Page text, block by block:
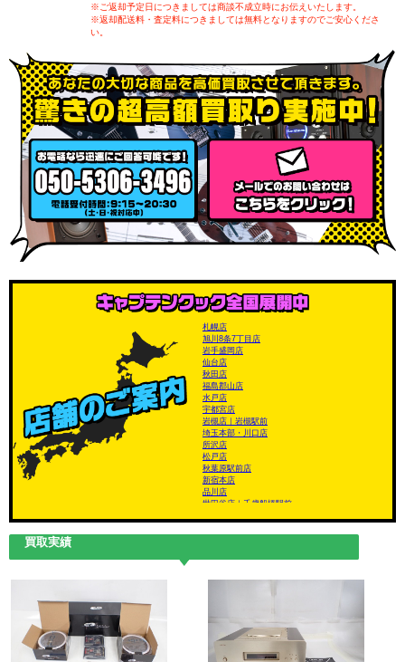
※ご返却予定日につきましては商談不成立時にお伝えいたします。
※返却配送料・査定料につきましては無料となりますのでご安心くださ
い。
札幌店
旭川8条7丁目店
岩手盛岡店
仙台店
秋田店
福島郡山店
水戸店
宇都宮店
岩槻店｜岩槻駅前
埼玉本部・川口店
所沢店
松戸店
秋葉原駅前店
新宿本店
品川店
世田谷店｜千歳船橋駅前
板橋店
岐阜店
岐阜飛騨店
買取実績